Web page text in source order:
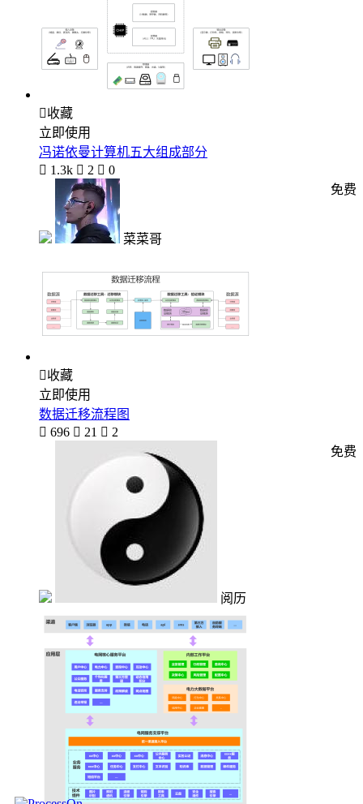
收藏
立即使用
冯诺依曼计算机五大组成部分
 1.3k  2  0
菜菜哥
免费
收藏
立即使用
数据迁移流程图
 696  21  2
阅历
免费